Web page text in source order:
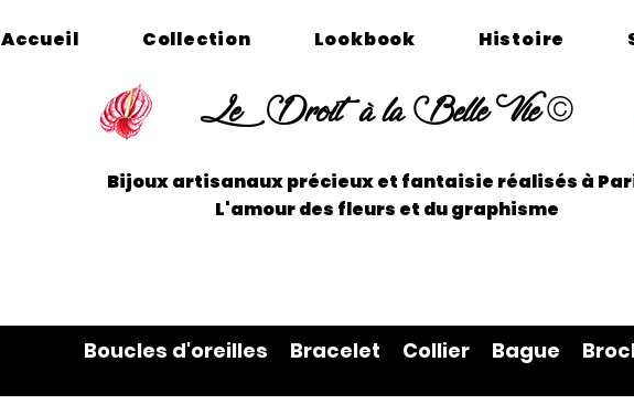
Accueil Collection Lookbook Histoire
Le Droit à la Belle Vie ©
Bijoux artisanaux précieux et fantaisie réalisés à
L'amour des fleurs et du graphisme
Boucles d'oreilles Bracelet Collier Bague